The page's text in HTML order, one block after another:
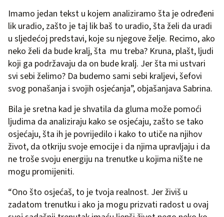
Imamo jedan tekst u kojem analiziramo šta je određeni
lik uradio, zašto je taj lik baš to uradio, šta želi da uradi
u sljedećoj predstavi, koje su njegove želje. Recimo, ako
neko želi da bude kralj, šta mu treba? Kruna, plašt, ljudi
koji ga podržavaju da on bude kralj. Jer šta mi ustvari
svi sebi želimo? Da budemo sami sebi kraljevi, šefovi
svog ponašanja i svojih osjećanja”, objašanjava Sabrina.
Bila je sretna kad je shvatila da gluma može pomoći
ljudima da analiziraju kako se osjećaju, zašto se tako
osjećaju, šta ih je povrijedilo i kako to utiče na njihov
život, da otkriju svoje emocije i da njima upravljaju i da
ne troše svoju energiju na trenutke u kojima nište ne
mogu promijeniti.
“Ono što osjećaš, to je tvoja realnost. Jer živiš u
zadatom trenutku i ako ja mogu prizvati radost u ovaj